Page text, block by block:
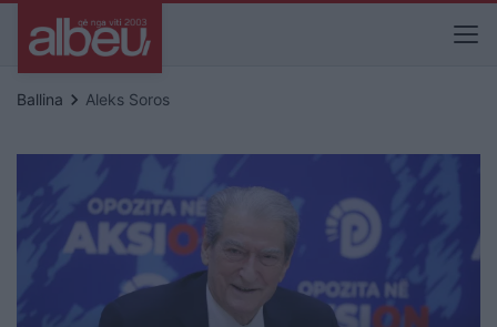
Ballina keyboard_arrow_right Aleks Soros